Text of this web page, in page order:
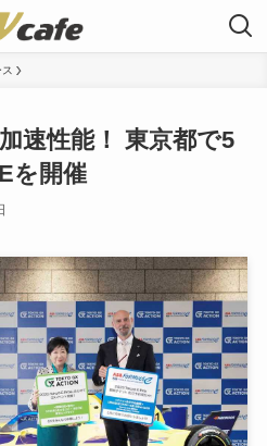
速性能！ 東京都で5
を開催